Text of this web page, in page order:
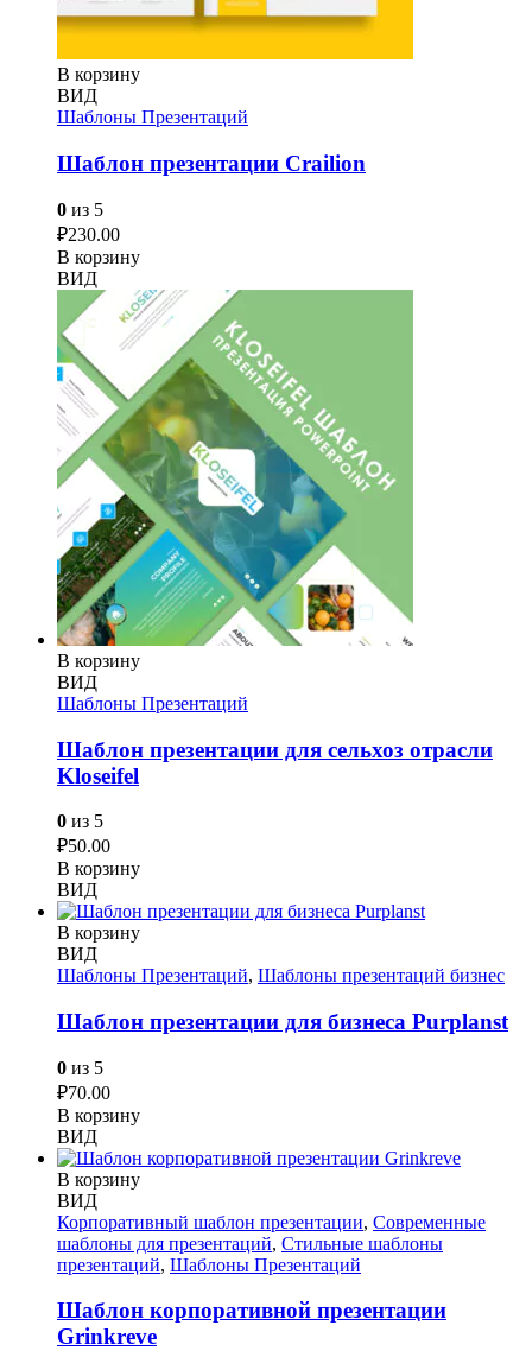
В корзину
ВИД
Шаблоны Презентаций
Шаблон презентации Crailion
0 из 5
₽230.00
В корзину
ВИД
В корзину
ВИД
Шаблоны Презентаций
Шаблон презентации для сельхоз отрасли
Kloseifel
0 из 5
₽50.00
В корзину
ВИД
В корзину
ВИД
Шаблоны Презентаций, Шаблоны презентаций бизнес
Шаблон презентации для бизнеса Purplanst
0 из 5
₽70.00
В корзину
ВИД
В корзину
ВИД
Корпоративный шаблон презентации, Современные
шаблоны для презентаций, Стильные шаблоны
презентаций, Шаблоны Презентаций
Шаблон корпоративной презентации
Grinkreve